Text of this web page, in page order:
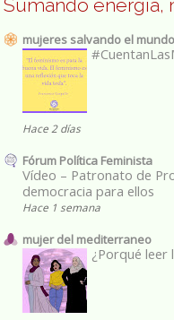
Sumando
mujeres salvando el mundo
Hace 2 días
Fórum Política Feminista
Vídeo – Patronato de
democracia para ellos
Hace 1 semana
mujer del mediterraneo
¿Porqué